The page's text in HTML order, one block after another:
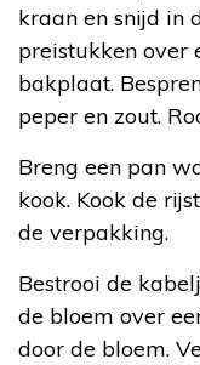
kraan en snijd in
preistukken over
bakplaat.
peper en zout.
Breng een pan
kook. Kook de
de verpakking.
Bestrooi de
de bloem over
door de bloem.